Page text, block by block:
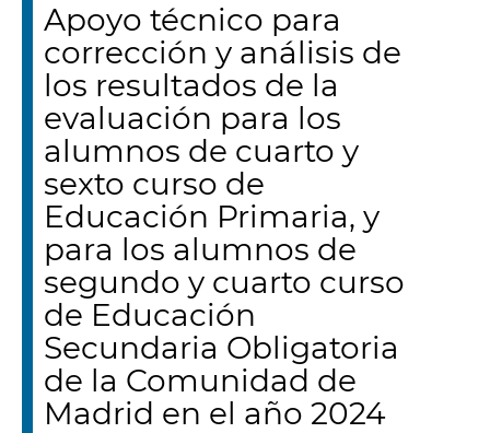
Apoyo técnico para
corrección y análisis de
los resultados de la
evaluación para los
alumnos de cuarto y
sexto curso de
Educación Primaria, y
para los alumnos de
segundo y cuarto curso
de Educación
Secundaria Obligatoria
de la Comunidad de
Madrid en el año 2024